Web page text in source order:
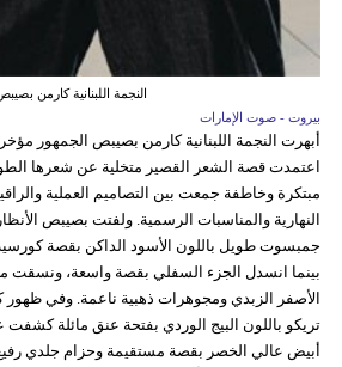
النجمة اللبنانية كارمن
بيروت - صوت الإمارات
أبهرت النجمة اللبنانية كارمن بصيبص الجمهور
اعتمدت قصة الشعر القصير متخلية عن شعرها
مبتكرة وخاطفة جمعت بين التصاميم العملية
النهارية والمناسبات الرسمية. ولفتت بصيبص
جمبسوت طويل باللون الأسود الداكن بقصة
بينما انسدل الجزء السفلي بقصة واسعة، ونسقت
الأصفر الزبدي ومجوهرات ذهبية ناعمة. وفي ظهور
تريكو باللون البيج الوردي بفتحة عنق مائلة
أبيض عالي الخصر بقصة مستقيمة وحزام جلدي